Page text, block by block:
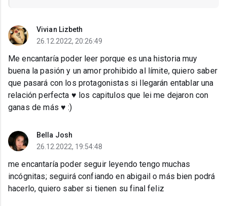
Vivian Lizbeth
26.12.2022, 20:26:49
Me encantaría poder leer porque es una historia muy
buena la pasión y un amor prohibido al límite, quiero saber
que pasará con los protagonistas si llegarán entablar una
relación perfecta ♥️ los capitulos que lei me dejaron con
ganas de más ♥ :)
Bella Josh
26.12.2022, 19:54:48
me encantaría poder seguir leyendo tengo muchas
incógnitas; seguirá confiando en abigail o más bien podrá
hacerlo, quiero saber si tienen su final feliz